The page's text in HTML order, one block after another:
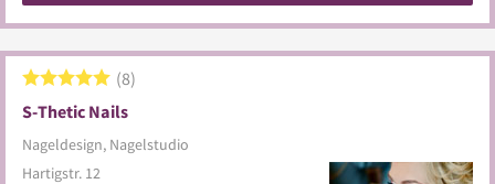
S-Thetic Nails
Nageldesign, Nagelstudio
8
Hartigstr. 12